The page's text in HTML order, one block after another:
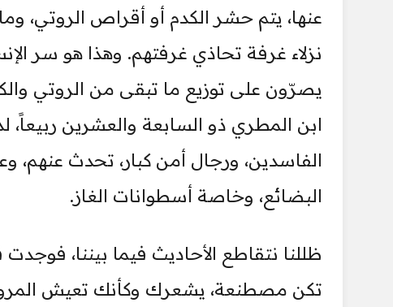
عنها، يتم حشر الكدم أو أقراص الروتي،
نزلاء غرفة تحاذي غرفتهم. وهذا هو سر
يصرّون على توزيع ما تبقى من الروتي
ابن المطري ذو السابعة والعشرين
الفاسدين، ورجال أمن كبار، تحدث
البضائع، وخاصة أسطوانات الغاز.
ظللنا نتقاطع الأحاديث فيما بيننا،
تكن مصطنعة، يشعرك وكأنك تعيش